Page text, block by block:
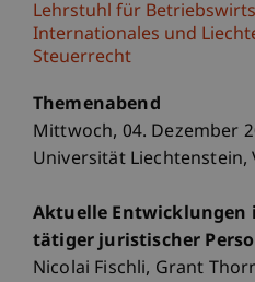
Lehrstuhl für
Internationales und
Steuerrecht
Themenabend
Mittwoch, 04. Dezember
Universität Liechtenstein,
Aktuelle Entwicklungen
tätiger juristischer
Nicolai Fischli, Grant